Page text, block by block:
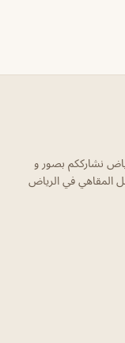
نشارككم بصور و
المقاهي في الرياض